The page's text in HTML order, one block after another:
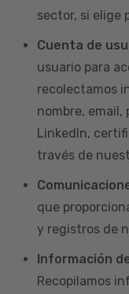
sector, si elige
Cuenta de
usuario para
recolectamos
nombre, email,
LinkedIn,
través de
que
y registros de
Información
Recopilamos